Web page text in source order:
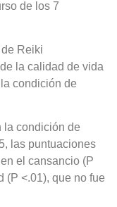
de los 7
Reiki
la calidad de vida
condición de
la condición de
las puntuaciones
el cansancio (P
(P <.01), que no fue